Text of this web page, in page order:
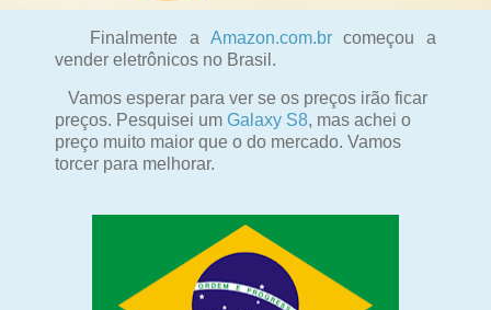
Finalmente a Amazon.com.brcomeçou a
vender eletrônicos no Brasil.
Vamos esperar para ver se os preços irão ficar
preços. Pesquisei um Galaxy S8, mas achei o
preço muito maior que o do mercado. Vamos
torcer para melhorar.